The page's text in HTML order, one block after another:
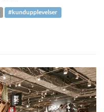
#kundupplevelser